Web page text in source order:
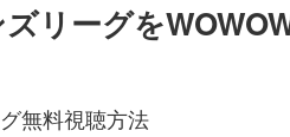
リーグを